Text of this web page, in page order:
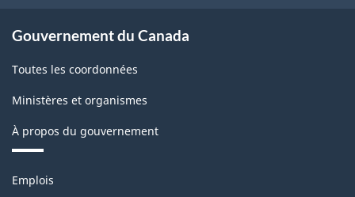
Gouvernement du Canada
Toutes les coordonnées
Ministères et organismes
À propos du gouvernement
Thèmes
Emplois